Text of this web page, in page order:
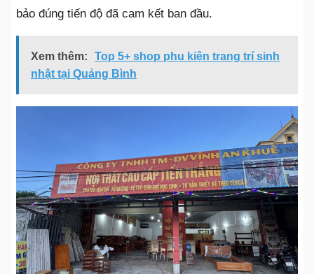
bảo đúng tiến độ đã cam kết ban đầu.
Xem thêm:
Top 5+ shop phụ kiện trang trí sinh
nhật tại Quảng Bình